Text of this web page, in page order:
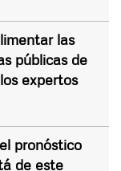
las
públicas de
expertos
pronóstico
de este